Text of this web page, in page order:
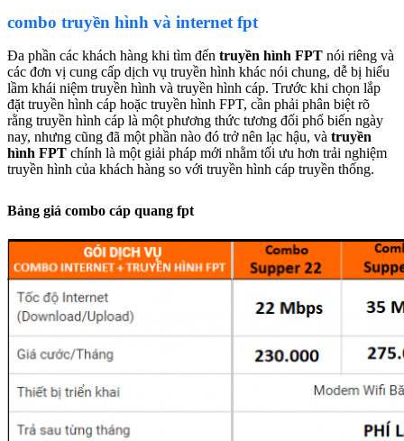
combo truyền hình và internet fpt
Đa phần các khách hàng khi tìm đến truyền hình FPT nói riêng và
các đơn vị cung cấp dịch vụ truyền hình khác nói chung, dễ bị hiểu
lầm khái niệm truyền hình và truyền hình cáp. Trước khi chọn lắp
đặt truyền hình cáp hoặc truyền hình FPT, cần phải phân biệt rõ
rằng truyền hình cáp là một phương thức tương đối phổ biến ngày
nay, nhưng cũng đã một phần nào đó trở nên lạc hậu, và truyền
hình FPT chính là một giải pháp mới nhằm tối ưu hơn trải nghiệm
truyền hình của khách hàng so với truyền hình cáp truyền thống.
Bảng giá combo cáp quang fpt